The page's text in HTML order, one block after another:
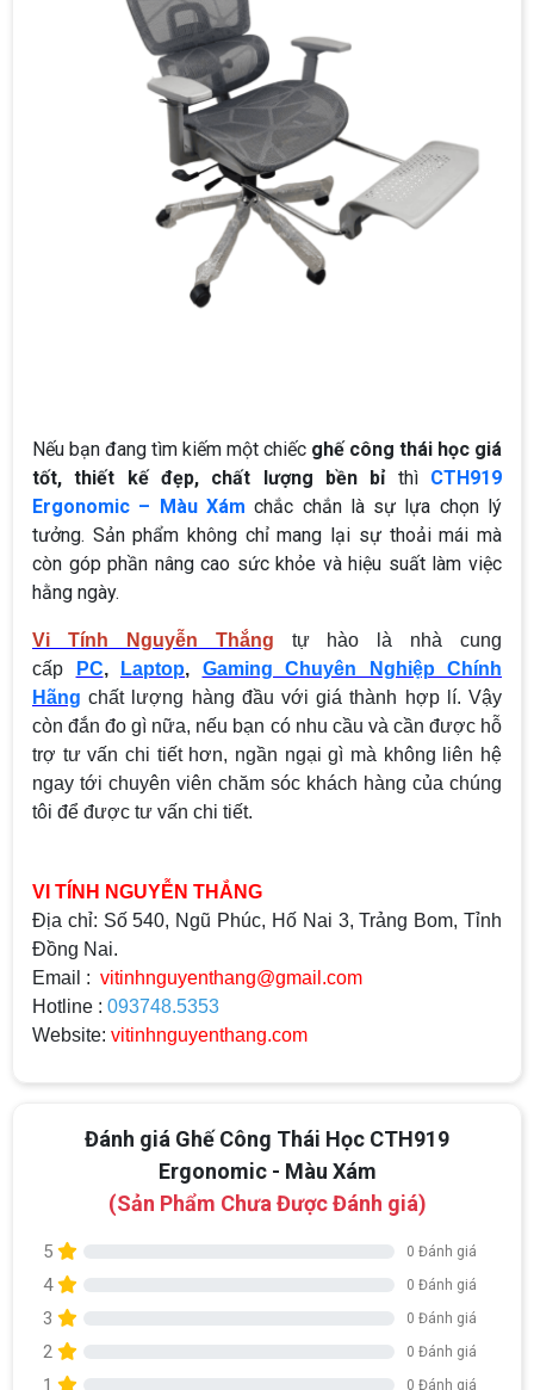
Nếu bạn đang tìm kiếm một chiếc ghế công thái học giá
tốt, thiết kế đẹp, chất lượng bền bỉthì CTH919
Ergonomic – Màu Xám chắc chắn là sự lựa chọn lý
tưởng. Sản phẩm không chỉ mang lại sự thoải mái mà
còn góp phần nâng cao sức khỏe và hiệu suất làm việc
hằng ngày.
Vi Tính Nguyễn Thắng tự hào là nhà cung
cấp
PC, Laptop, Gaming Chuyên Nghiệp Chính
Hãng chất lượng hàng đầu với giá thành hợp lí. Vậy
còn đắn đo gì nữa, nếu bạn có nhu cầu và cần được hỗ
trợ tư vấn chi tiết hơn, ngần ngại gì mà không liên hệ
ngay tới chuyên viên chăm sóc khách hàng của chúng
tôi để được tư vấn chi tiết.
VI TÍNH NGUYỄN THẮNG
Địa chỉ: Số 540, Ngũ Phúc, Hố Nai 3, Trảng Bom, Tỉnh
Đồng Nai.
Email : vitinhnguyenthang@gmail.com
Hotline : 093748.5353
Website: vitinhnguyenthang.com
Đánh giá Ghế Công Thái Học CTH919
Ergonomic - Màu Xám
(Sản Phẩm Chưa Được Đánh giá)
5 0 Đánh giá
4 0 Đánh giá
3 0 Đánh giá
2 0 Đánh giá
1 0 Đánh giá
Top 18 tựa game PC huyền thoại gắn liền